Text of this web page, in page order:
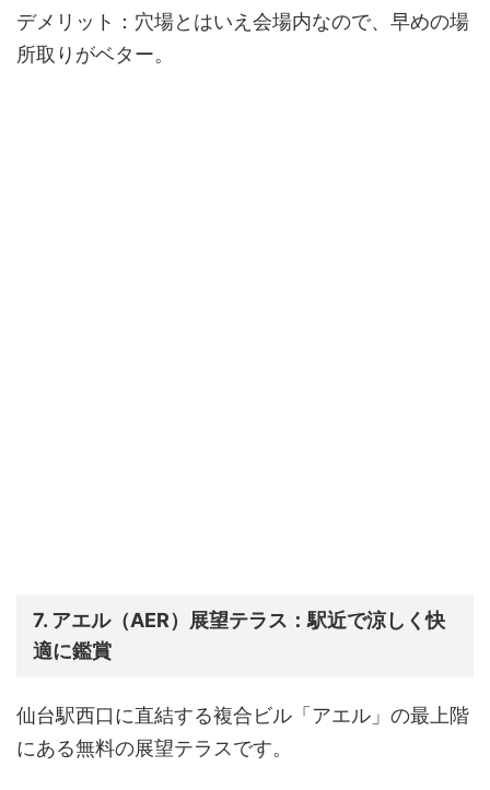
デメリット： 穴場とはいえ会場内なので、早めの場
所取りがベター。
7. アエル（AER）展望テラス：駅近で涼しく快
適に鑑賞
仙台駅西口に直結する複合ビル「アエル」の最上階
にある無料の展望テラスです。